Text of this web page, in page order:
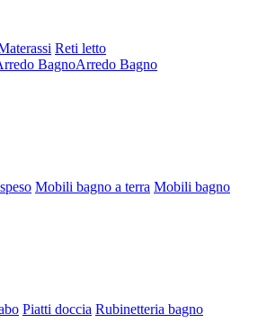
Reti letto
Arredo Bagno
Mobili bagno a terra Mobili bagno
Piatti doccia Rubinetteria bagno